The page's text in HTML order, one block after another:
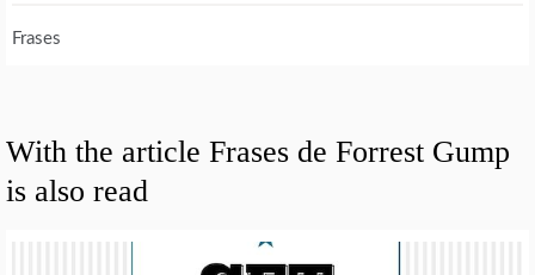
Frases
With the article Frases de Forrest Gump
is also read